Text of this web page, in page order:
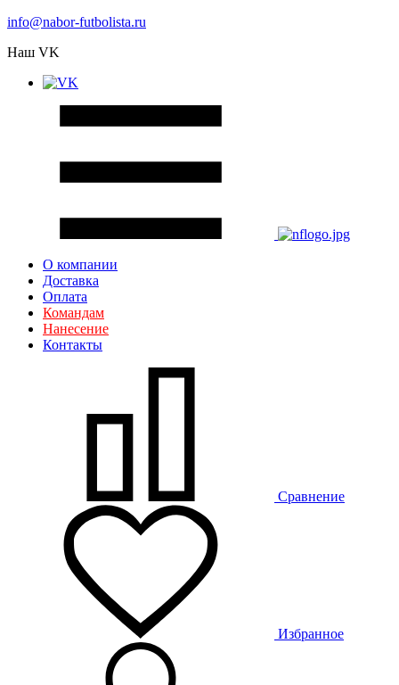
info@nabor-futbolista.ru
Наш VK
О компании
Доставка
Оплата
Командам
Нанесение
Контакты
Сравнение
Избранное